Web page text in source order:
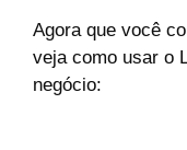
Agora que você
veja como usar o
negócio: